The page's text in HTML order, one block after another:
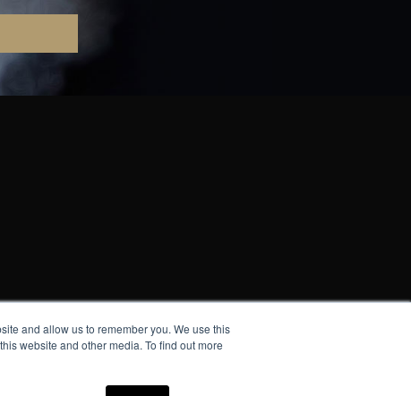
and allow us to remember you. We use this
website and other media. To find out more
owners.